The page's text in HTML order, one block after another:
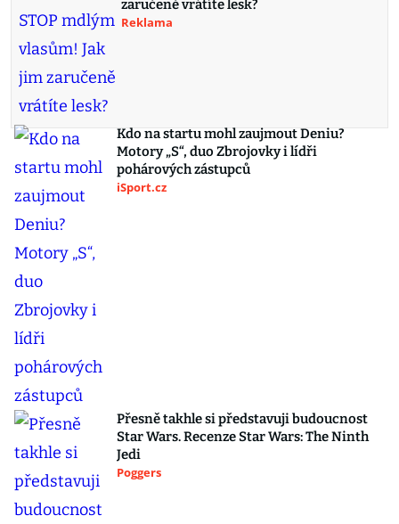
zaručeně vrátíte lesk?
Reklama
Kdo na startu mohl zaujmout Deniu?
Motory „S“, duo Zbrojovky i lídři
pohárových zástupců
iSport.cz
Přesně takhle si představuji budoucnost
Star Wars. Recenze Star Wars: The Ninth
Jedi
Poggers